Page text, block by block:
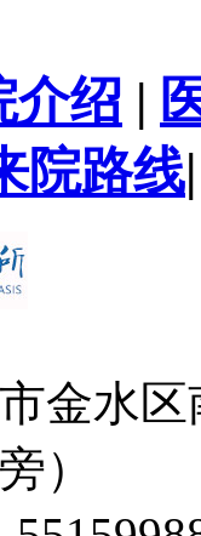
介绍 |
院路线
金水
）